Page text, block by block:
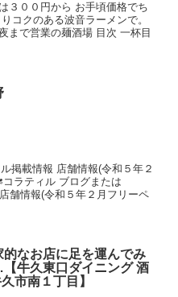
３００円から お手頃価格でち
コクのある波音ラーメンで。
まで営業の麺酒場 目次 一杯目
掲載情報 店舗情報(令和５年２
ラティル ブログまたは
舗情報(令和５年２月フリーペ
的なお店に足を運んでみ
牛久東口ダイニング 酒
市南１丁目】